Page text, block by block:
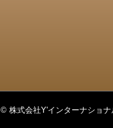
© 株式会社Y'インターナショナ